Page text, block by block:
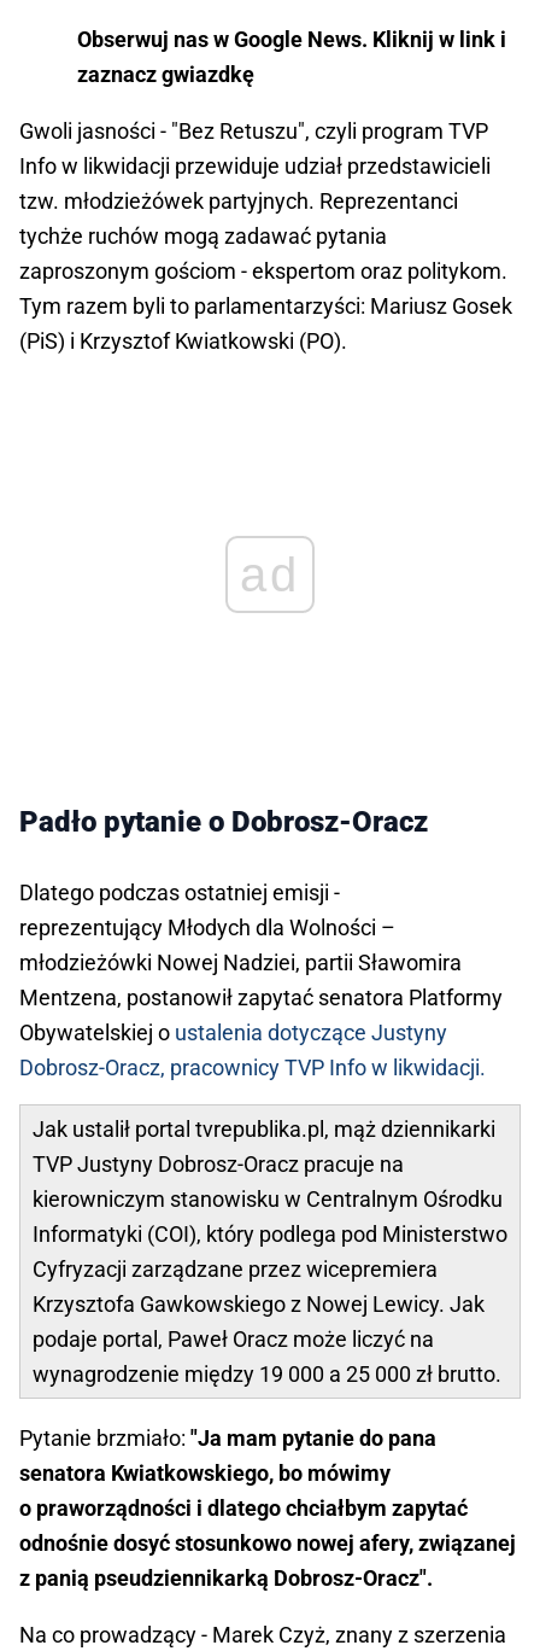
Obserwuj nas w Google News. Kliknij w link i
zaznacz gwiazdkę
Gwoli jasności - "Bez Retuszu", czyli program TVP
Info w likwidacji przewiduje udział przedstawicieli
tzw. młodzieżówek partyjnych. Reprezentanci
tychże ruchów mogą zadawać pytania
zaproszonym gościom - ekspertom oraz politykom.
Tym razem byli to parlamentarzyści: Mariusz Gosek
(PiS) i Krzysztof Kwiatkowski (PO).
ad
Padło pytanie o Dobrosz-Oracz
Dlatego podczas ostatniej emisji -
reprezentujący Młodych dla Wolności –
młodzieżówki Nowej Nadziei, partii Sławomira
Mentzena, postanowił zapytać senatora Platformy
Obywatelskiej o ustalenia dotyczące Justyny
Dobrosz-Oracz, pracownicy TVP Info w likwidacji.
Jak ustalił portal tvrepublika.pl, mąż dziennikarki
TVP Justyny Dobrosz-Oracz pracuje na
kierowniczym stanowisku w Centralnym Ośrodku
Informatyki (COI), który podlega pod Ministerstwo
Cyfryzacji zarządzane przez wicepremiera
Krzysztofa Gawkowskiego z Nowej Lewicy. Jak
podaje portal, Paweł Oracz może liczyć na
wynagrodzenie między 19 000 a 25 000 zł brutto.
Pytanie brzmiało: "Ja mam pytanie do pana
senatora Kwiatkowskiego, bo mówimy
o praworządności i dlatego chciałbym zapytać
odnośnie dosyć stosunkowo nowej afery, związanej
z panią pseudziennikarką Dobrosz-Oracz".
Na co prowadzący - Marek Czyż, znany z szerzenia